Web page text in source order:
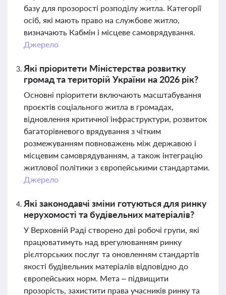
базу для прозорості розподілу житла. Категорії
осіб, які мають право на службове житло,
визначають Кабмін і місцеве самоврядування.
Джерело
Які пріоритети Міністерства розвитку
громад та територій України на 2026 рік?
Основні пріоритети включають масштабування
проєктів соціального житла в громадах,
відновлення критичної інфраструктури, розвиток
багаторівневого врядування з чітким
розмежуванням повноважень між державою і
місцевим самоврядуванням, а також інтеграцію
житлової політики з європейськими стандартами.
Джерело
Які законодавчі зміни готуються для ринку
нерухомості та будівельних матеріалів?
У Верховній Раді створено дві робочі групи, які
працюватимуть над врегулюванням ринку
рієлторських послуг та оновленням стандартів
якості будівельних матеріалів відповідно до
європейських норм. Мета – підвищити
прозорість, захистити права учасників ринку та